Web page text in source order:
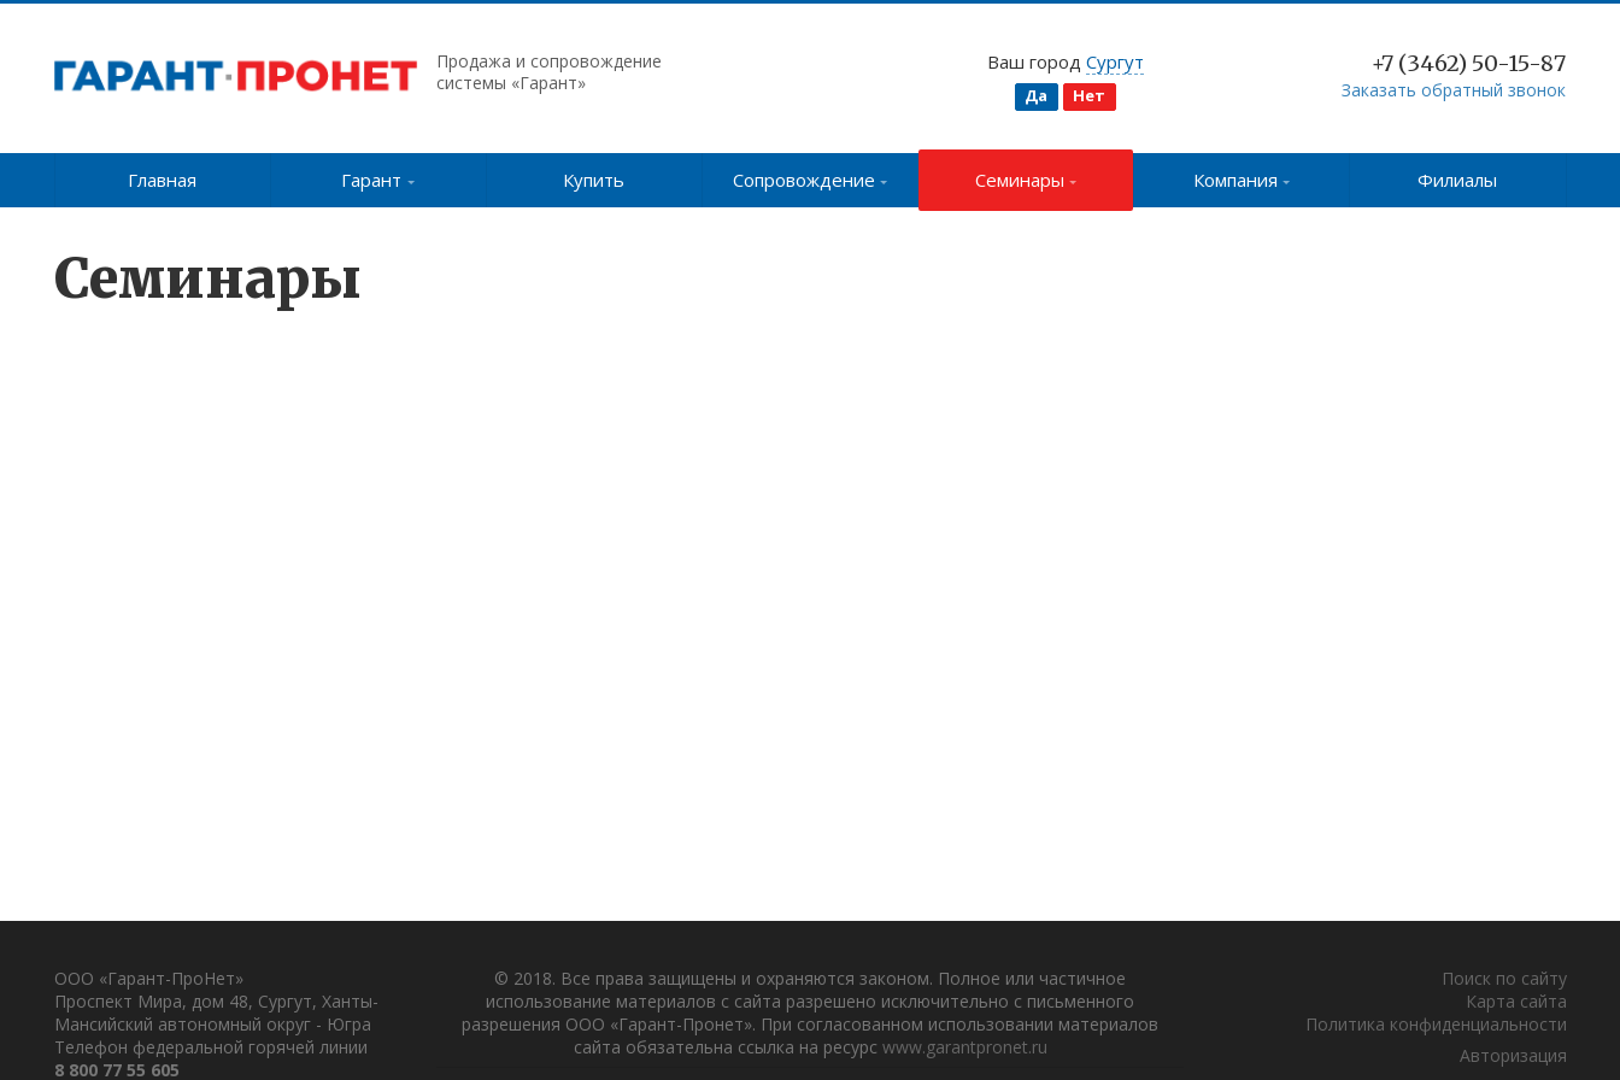
Продажа и сопровождение
системы «Гарант»
Ваш город Сургут
Да Нет
+7 (3462) 50-15-87
Заказать обратный звонок
Главная Гарант Купить Сопровождение Семинары Компания Филиалы
Семинары
ООО «Гарант-ПроНет»
Проспект Мира, дом 48, Сургут, Ханты-
Мансийский автономный округ - Югра
Телефон федеральной горячей линии
8 800 77 55 605
© 2018. Все права защищены и охраняются законом. Полное или частичное
использование материалов с сайта разрешено исключительно с письменного
разрешения ООО «Гарант-Пронет». При согласованном использовании материалов
сайта обязательна ссылка на ресурс www.garantpronet.ru
Поиск по сайту
Карта сайта
Политика конфиденциальности
Авторизация